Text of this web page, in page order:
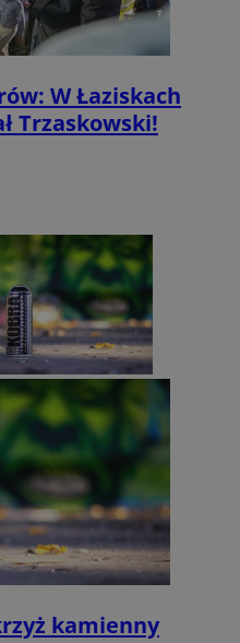
W Łaziskach
Trzaskowski!
kamienny